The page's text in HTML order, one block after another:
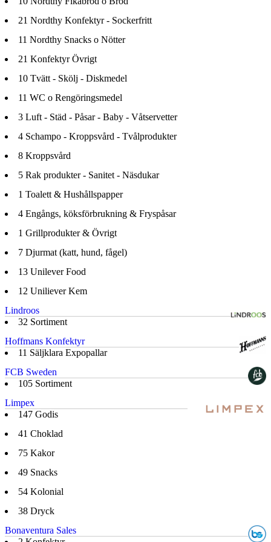
21 Nordthy Konfektyr - Sockerfritt
11 Nordthy Snacks o Nötter
21 Konfektyr Övrigt
10 Tvätt - Skölj - Diskmedel
11 WC o Rengöringsmedel
3 Luft - Städ - Påsar - Baby - Våtservetter
4 Schampo - Kroppsvård - Tvålprodukter
8 Kroppsvård
5 Rak produkter - Sanitet - Näsdukar
1 Toalett & Hushållspapper
4 Engångs, köksförbrukning & Fryspåsar
1 Grillprodukter & Övrigt
7 Djurmat (katt, hund, fågel)
13 Unilever Food
12 Uniliever Kem
Lindroos
32 Sortiment
Hoffmans Konfektyr
11 Säljklara Expopallar
FCB Sweden
105 Sortiment
Limpex
147 Godis
41 Choklad
75 Kakor
49 Snacks
54 Kolonial
38 Dryck
Bonaventura Sales